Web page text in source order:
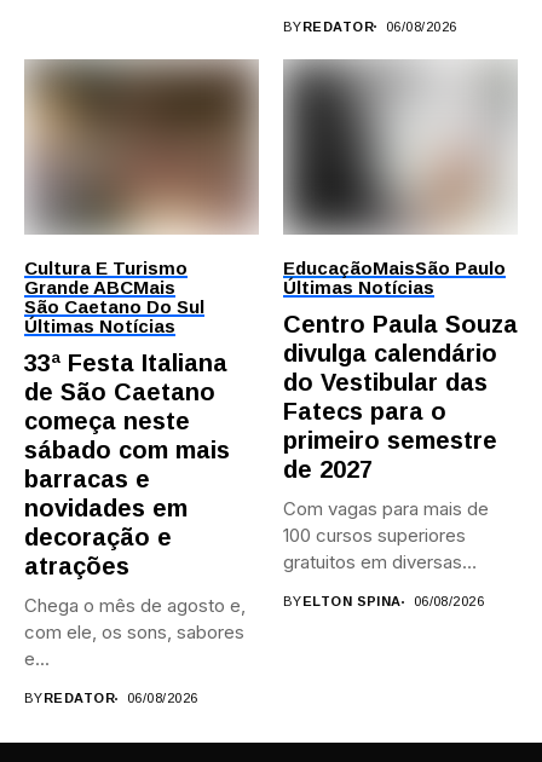
BYREDATOR 06/08/2026
Cultura E Turismo
Grande ABCMais
São Caetano Do Sul
Últimas Notícias
33ª Festa Italiana
de São Caetano
começa neste
sábado com mais
barracas e
novidades em
decoração e
atrações
Chega o mês de agosto e,
com ele, os sons, sabores
e...
BYREDATOR 06/08/2026
EducaçãoMaisSão Paulo
Últimas Notícias
Centro Paula Souza
divulga calendário
do Vestibular das
Fatecs para o
primeiro semestre
de 2027
Com vagas para mais de
100 cursos superiores
gratuitos em diversas
BYELTON SPINA 06/08/2026